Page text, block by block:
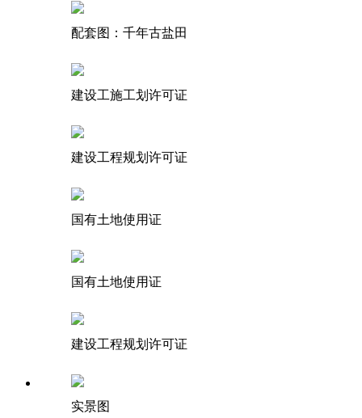
配套图：千年古盐田
建设工施工划许可证
建设工程规划许可证
国有土地使用证
国有土地使用证
建设工程规划许可证
实景图